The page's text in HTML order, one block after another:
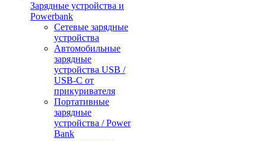
Зарядные устройства и
Powerbank
Сетевые зарядные
устройства
Автомобильные
зарядные
устройства USB /
USB-C от
прикуривателя
Портативные
зарядные
устройства / Power
Bank